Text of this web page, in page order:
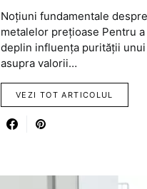
Noțiuni fundamentale
metalelor prețioase Pentru
deplin influența purității
asupra valorii…
VEZI TOT ARTICOLUL